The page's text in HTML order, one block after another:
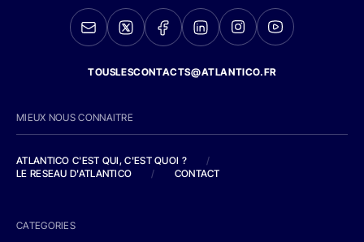
TOUSLESCONTACTS@ATLANTICO.FR
MIEUX NOUS CONNAITRE
ATLANTICO C'EST QUI, C'EST QUOI ?
/
LE RESEAU D'ATLANTICO
/ CONTACT
CATEGORIES